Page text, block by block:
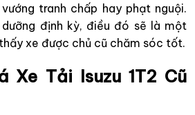
tranh chấp hay phạt nguội.
định kỳ, điều đó sẽ là một
xe được chủ cũ chăm sóc tốt.
Xe Tải Isuzu 1T2 Cũ